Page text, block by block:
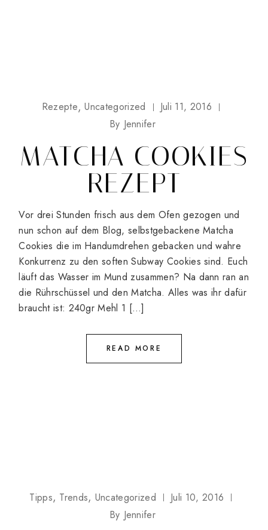
Rezepte Uncategorized
Juli 11, 2016
By Jennifer
MATCHA COOKIES
REZEPT
Vor drei Stunden frisch aus dem Ofen gezogen und
nun schon auf dem Blog, selbstgebackene Matcha
Cookies die im Handumdrehen gebacken und wahre
Konkurrenz zu den soften Subway Cookies sind. Euch
läuft das Wasser im Mund zusammen? Na dann ran an
die Rührschüssel und den Matcha. Alles was ihr dafür
braucht ist: 240gr Mehl 1 […]
READ MORE
Tipps Trends Uncategorized
Juli 10, 2016
By Jennifer